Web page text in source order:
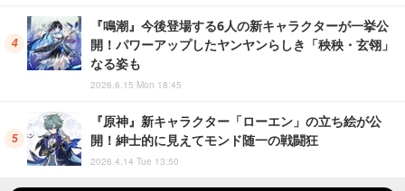
『鳴潮』今後登場する6人の新キャラクターが一挙公
開！パワーアップしたヤンヤンらしき「秧秧・玄翎」
なる姿も
2026.6.15 Mon 18:45
『原神』新キャラクター「ローエン」の立ち絵が公
開！紳士的に見えてモンド随一の戦闘狂
2026.4.14 Tue 13:50